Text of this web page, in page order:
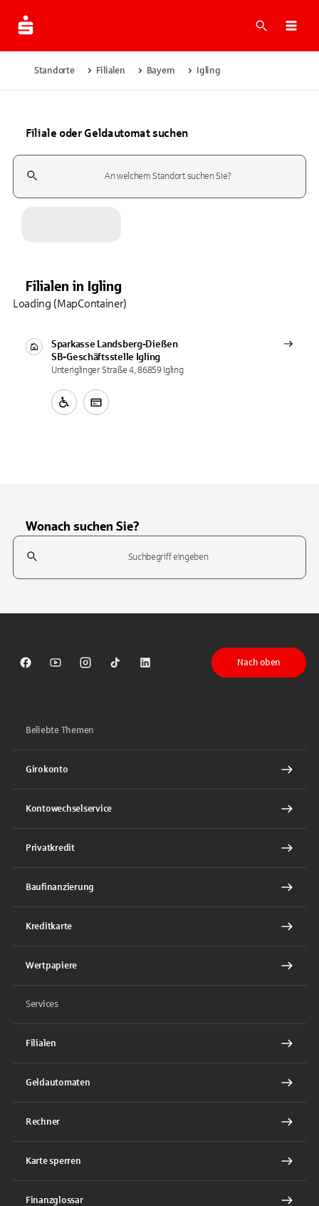
Suche
Standorte Filialen Bayern Igling
Filiale oder Geldautomat suchen
Suchfeld
Filialen in Igling
Sparkasse Landsberg-Dießen
SB-Geschäftsstelle Igling
Unteriglinger Straße 4, 86859 Igling
Loading (MapContainer)
Wonach suchen Sie?
Suchfeld
Sparkasse auf Facebook
Sparkasse auf Youtube
Sparkasse auf Instagram
Sparkasse auf TikTok
Sparkasse auf LinkedIn
Nach oben
Beliebte Themen
Girokonto
Kontowechselservice
Privatkredit
Baufinanzierung
Kreditkarte
Wertpapiere
Services
Filialen
Geldautomaten
Rechner
Karte sperren
Finanzglossar